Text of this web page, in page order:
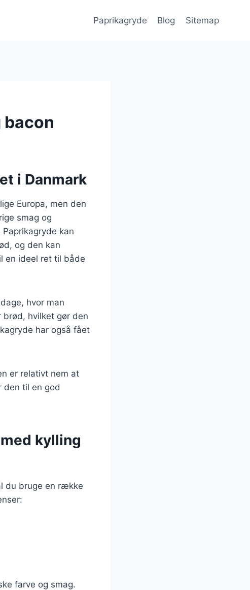
Paprikagryde Blog Sitemap
i Danmark
Europa, men den
smag og
kan
og den kan
en ideel ret til både
hvor man
brød, hvilket gør den
har også fået
er relativt nem at
den til en god
kylling
du bruge en række
farve og smag.